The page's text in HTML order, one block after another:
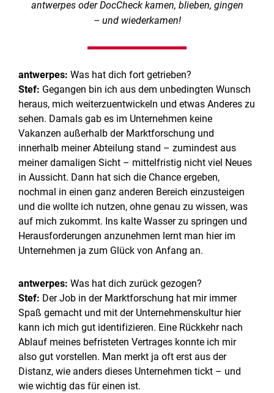
antwerpes oder DocCheck kamen, blieben, gingen
– und wiederkamen!
antwerpes: Was hat dich fort getrieben?
Stef: Gegangen bin ich aus dem unbedingten Wunsch
heraus, mich weiterzuentwickeln und etwas Anderes zu
sehen. Damals gab es im Unternehmen keine
Vakanzen außerhalb der Marktforschung und
innerhalb meiner Abteilung stand – zumindest aus
meiner damaligen Sicht – mittelfristig nicht viel Neues
in Aussicht. Dann hat sich die Chance ergeben,
nochmal in einen ganz anderen Bereich einzusteigen
und die wollte ich nutzen, ohne genau zu wissen, was
auf mich zukommt. Ins kalte Wasser zu springen und
Herausforderungen anzunehmen lernt man hier im
Unternehmen ja zum Glück von Anfang an.
antwerpes: Was hat dich zurück gezogen?
Stef: Der Job in der Marktforschung hat mir immer
Spaß gemacht und mit der Unternehmenskultur hier
kann ich mich gut identifizieren. Eine Rückkehr nach
Ablauf meines befristeten Vertrages konnte ich mir
also gut vorstellen. Man merkt ja oft erst aus der
Distanz, wie anders dieses Unternehmen tickt – und
wie wichtig das für einen ist.